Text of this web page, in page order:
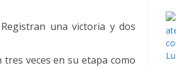
una victoria y dos
veces en su etapa como